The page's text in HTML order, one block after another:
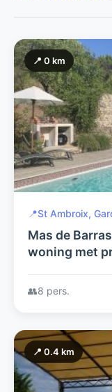
📍 0 km
📍St Ambroix,
Mas de
woning met
slaapkamers.
👥8 pers.
📍 0.4 km